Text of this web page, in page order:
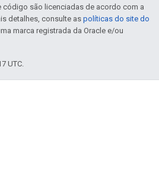
código são licenciadas de acordo com a
detalhes, consulte as políticas do site do
marca registrada da Oracle e/ou
UTC.